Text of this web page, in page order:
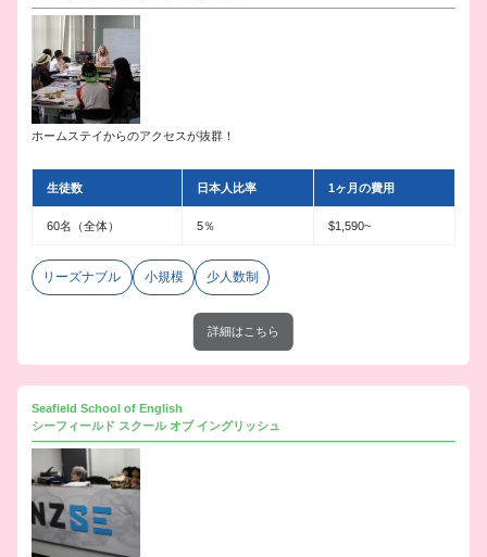
ホームステイからのアクセスが抜群！
生徒数 日本人比率 1ヶ月の費用
60名（全体） 5％ $1,590~
リーズナブル 小規模 少人数制
詳細はこちら
Seafield School of English
シーフィールド スクール オブ イングリッシュ